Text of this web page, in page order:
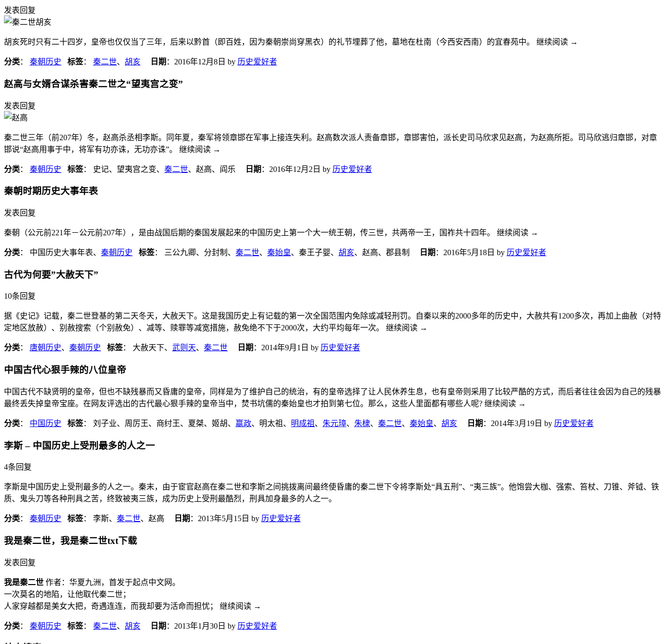
发表回复
胡亥死时只有二十四岁，皇帝也仅仅当了三年，后来以黔首（即百姓，因为秦朝崇尚穿黑衣）的礼节埋葬了他，墓地在杜南（今西安西南）的宜春苑中。 继续阅读 →
分类： 秦朝历史 标签： 秦二世、 胡亥 日期 ： 2016年12月8日 by 历史爱好者
赵高与女婿合谋杀害秦二世之“望夷宫之变”
发表回复
秦二世三年（前207年）冬，赵高杀丞相李斯。同年夏，秦军将领章邯在军事上接连失利。赵高数次派人责备章邯，章邯害怕，派长史司马欣求见赵高，为赵高所拒。司马欣逃归章邯，对章
邯说“赵高用事于中，将军有功亦诛，无功亦诛”。 继续阅读 →
分类： 秦朝历史 标签： 史记、望夷宫之变、 秦二世、赵高、阎乐 日期 ： 2016年12月2日 by 历史爱好者
秦朝时期历史大事年表
发表回复
秦朝（公元前221年－公元前207年），是由战国后期的秦国发展起来的中国历史上第一个大一统王朝，传三世，共两帝一王，国祚共十四年。 继续阅读 →
分类： 中国历史大事年表、 秦朝历史 标签： 三公九卿、分封制、 秦二世、 秦始皇、秦王子婴、 胡亥、赵高、郡县制 日期 ： 2016年5月18日 by 历史爱好者
古代为何要”大赦天下”
10条回复
据《史记》记载，秦二世登基的第二天冬天，大赦天下。这是我国历史上有记载的第一次全国范围内免除或减轻刑罚。自秦以来的2000多年的历史中，大赦共有1200多次，再加上曲赦（对特
定地区放赦）、别赦搜索（个别赦免）、减等、赎罪等减宽措施，赦免绝不下于2000次，大约平均每年一次。 继续阅读 →
分类： 唐朝历史、 秦朝历史 标签： 大赦天下、 武则天、 秦二世 日期 ： 2014年9月1日 by 历史爱好者
中国古代心狠手辣的八位皇帝
中国古代不缺贤明的皇帝，但也不缺残暴而又昏庸的皇帝，同样是为了维护自己的统治，有的皇帝选择了让人民休养生息，也有皇帝则采用了比较严酷的方式，而后者往往会因为自己的残暴
最终丢失掉皇帝宝座。在网友评选出的古代最心狠手辣的皇帝当中，焚书坑儒的秦始皇也才拍到第七位。那么，这些人里面都有哪些人呢? 继续阅读 →
分类： 中国历史 标签： 刘子业、周厉王、商纣王、夏桀、姬胡、 嬴政、明太祖、 明成祖 、 朱元璋、 朱棣、 秦二世、 秦始皇、 胡亥 日期 ： 2014年3月19日 by 历史爱好者
李斯 – 中国历史上受刑最多的人之一
4条回复
李斯是中国历史上受刑最多的人之一。秦末，由于宦官赵高在秦二世和李斯之间挑拨离间最终使昏庸的秦二世下令将李斯处“具五刑”、“夷三族”。他饱尝大枷、强索、笞杖、刀锥、斧钺、铁
质、鬼头刀等各种刑具之苦，终致被夷三族，成为历史上受刑最酷烈，刑具加身最多的人之一。
分类： 秦朝历史 标签： 李斯、 秦二世、赵高 日期 ： 2013年5月15日 by 历史爱好者
我是秦二世，我是秦二世txt下载
发表回复
我是秦二世 作者：华夏九洲，首发于起点中文网。
一次莫名的地陷，让他取代秦二世；
人家穿越都是美女大把，奇遇连连，而我却要为活命而担忧； 继续阅读 →
分类： 秦朝历史 标签： 秦二世、 胡亥 日期 ： 2013年1月30日 by 历史爱好者